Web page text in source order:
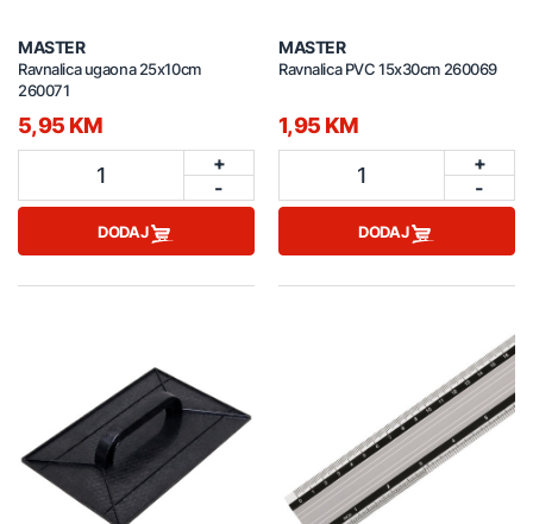
MASTER
Ravnalica ugaona 25x10cm
260071
5,95 KM
1
+
-
DODAJ
MASTER
Ravnalica PVC 15x30cm 260069
1,95 KM
1
+
-
DODAJ